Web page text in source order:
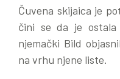
Čuvena skijaica je
čini se da je
njemački Bild
na vrhu njene liste.